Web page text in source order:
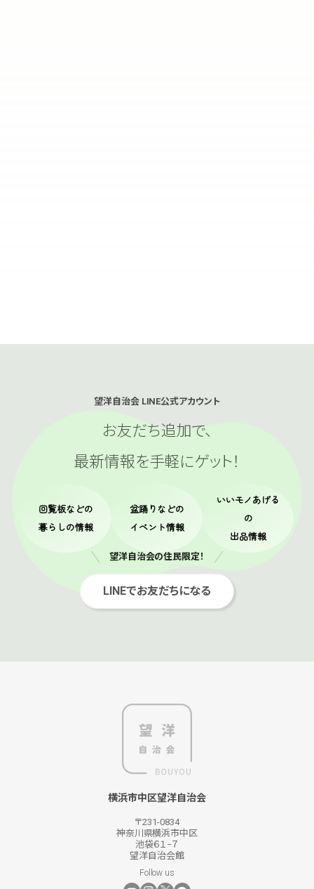
望洋自治会 LINE公式アカウント
お友だち追加で、
最新情報を手軽にゲット！
回覧板などの
暮らしの情報
盆踊りなどの
イベント情報
いいモノあげる
の
出品情報
望洋自治会の住民限定！
LINEでお友だちになる
横浜市中区望洋自治会
〒231-0834
神奈川県横浜市中区
池袋６１−７
望洋自治会館